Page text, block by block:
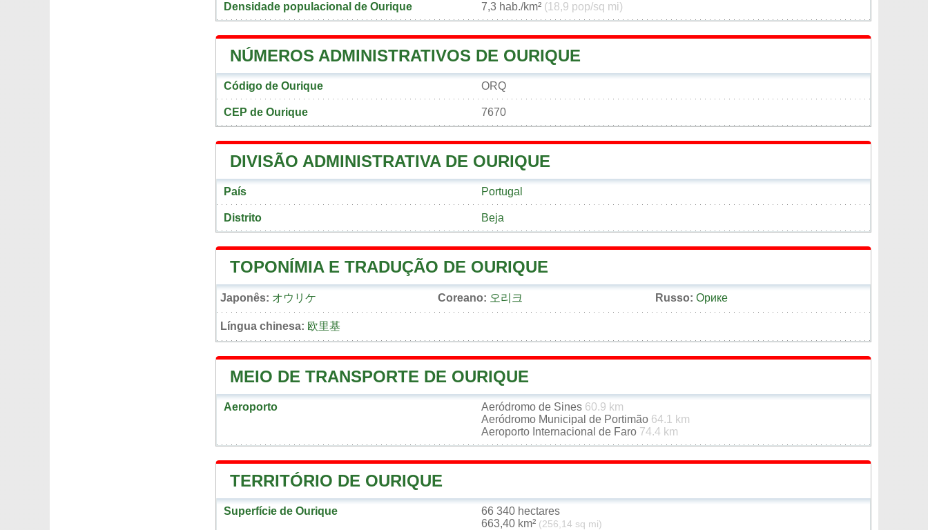
Densidade populacional de Ourique 7,3 hab./km² (18,9 pop/sq mi)
NÚMEROS ADMINISTRATIVOS DE OURIQUE
Código de Ourique ORQ
CEP de Ourique 7670
DIVISÃO ADMINISTRATIVA DE OURIQUE
País Portugal
Distrito Beja
TOPONÍMIA E TRADUÇÃO DE OURIQUE
Japonês: オウリケ Coreano: 오리크 Russo: Орике
Língua chinesa: 欧里基
MEIO DE TRANSPORTE DE OURIQUE
Aeroporto Aeródromo de Sines 60.9 km
Aeródromo Municipal de Portimão 64.1 km
Aeroporto Internacional de Faro 74.4 km
TERRITÓRIO DE OURIQUE
Superfície de Ourique
66 340 hectares
663,40 km² (256,14 sq mi)